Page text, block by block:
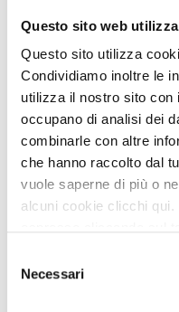
Questo sito web
Questo sito utilizza
Condividiamo inoltre le
utilizza il nostro sito
occupano di analisi dei
combinarle con altre
che hanno raccolto dal
vuole saperne di più o
alcuni cookie clicchi
tasto "Rifiuta".
delNecessari
non aver rispettato il
pesanti)
Pagina1
Ricerca
Se non hai trovato
ricerca compilando i